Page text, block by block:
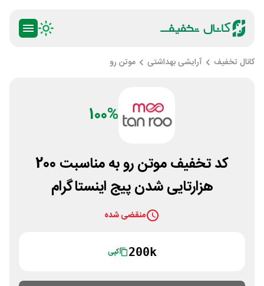
کانال تخفیف آرایشی بهداشتی موتن رو
100%
کد تخفیف موتن رو به مناسبت 200
هزارتایی شدن پیج اینستاگرام
منقضی شده
200k کپی